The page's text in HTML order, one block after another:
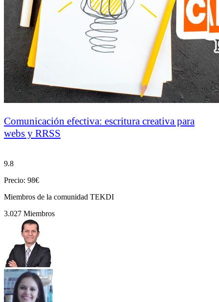
Comunicación efectiva: escritura creativa para
webs y RRSS
9.8
Precio: 98€
Miembros de la comunidad TEKDI
3.027 Miembros